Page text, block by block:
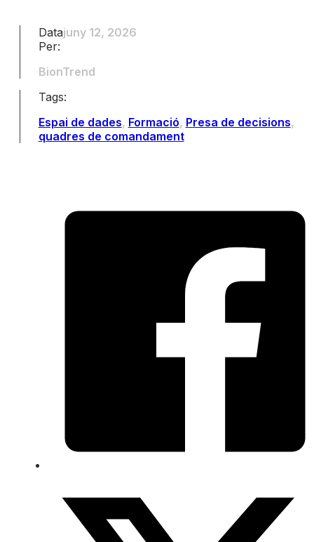
Datajuny 12, 2026
Per:
BionTrend
Tags:
Espai de dades, Formació, Presa de decisions,
quadres de comandament